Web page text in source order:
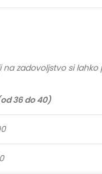
zadovoljstvo si
36 do 40)